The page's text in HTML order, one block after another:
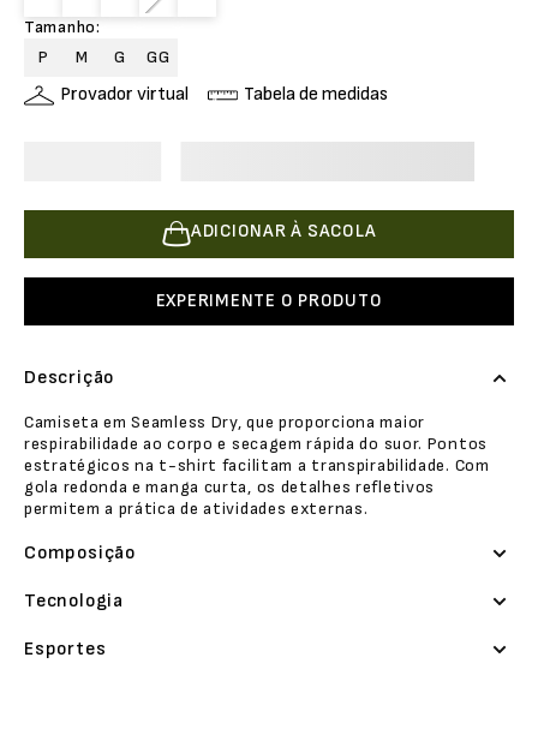
Tamanho:
P
M G GG
Provador virtual Tabela de medidas
ADICIONAR À SACOLA
EXPERIMENTE O PRODUTO
Descrição
Camiseta em Seamless Dry, que proporciona maior
respirabilidade ao corpo e secagem rápida do suor. Pontos
estratégicos na t-shirt facilitam a transpirabilidade. Com
gola redonda e manga curta, os detalhes refletivos
permitem a prática de atividades externas.
Composição
Tecnologia
Esportes